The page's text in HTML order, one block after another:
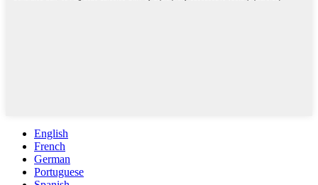
English
French
German
Portuguese